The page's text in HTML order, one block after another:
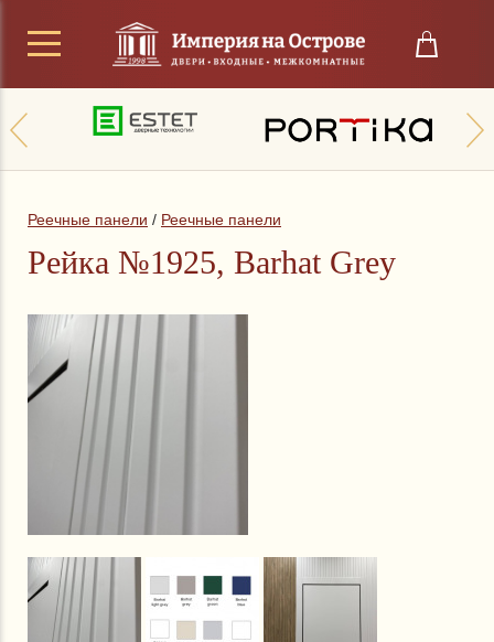
Реечные панели / Реечные панели
Рейка №1925, Barhat Grey